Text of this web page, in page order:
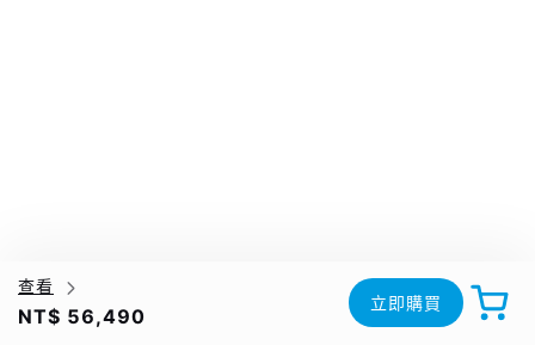
查看
NT$ 56,490
立即購買